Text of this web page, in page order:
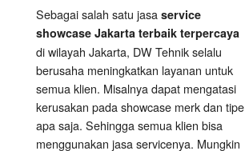
Sebagai salah satu jasa service
showcase Jakarta terbaik terpercaya
di wilayah Jakarta, DW Tehnik selalu
berusaha meningkatkan layanan untuk
semua klien. Misalnya dapat mengatasi
kerusakan pada showcase merk dan tipe
apa saja. Sehingga semua klien bisa
menggunakan jasa servicenya. Mungkin